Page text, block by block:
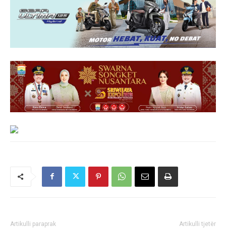
Artikulli paraprak Artikulli tjetër